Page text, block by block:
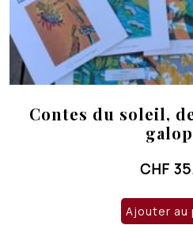
Contes du soleil,
CHF
Ajouter au